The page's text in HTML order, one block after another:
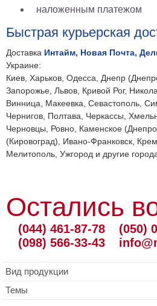
наложенным платежом
Быстрая курьерская
Доставка Интайм, Новая Почта,
Украине:
Киев, Харьков, Одесса, Днепр
Запорожье, Львов, Кривой Рог,
Винница, Макеевка, Севастополь,
Чернигов, Полтава, Черкассы,
Черновцы, Ровно, Каменское
(Кировоград), Ивано-Франковск,
Мелитополь, Ужгород и другие
Остались
(044) 461-87-78
(098) 566-33-43
(050)
Вид продукции
Темы